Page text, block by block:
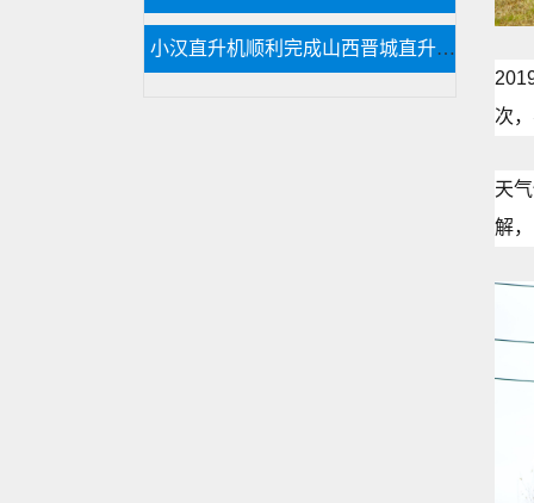
次
天
解
小汉直升机顺利完成山西晋城直升机航测